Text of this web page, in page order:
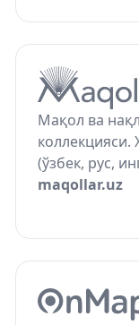
Мақол ва
коллекцияси.
(ўзбек, рус,
maqollar.uz